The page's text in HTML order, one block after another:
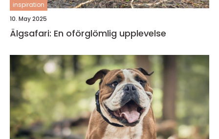
inspiration
10. May 2025
Älgsafari: En oförglömlig upplevelse